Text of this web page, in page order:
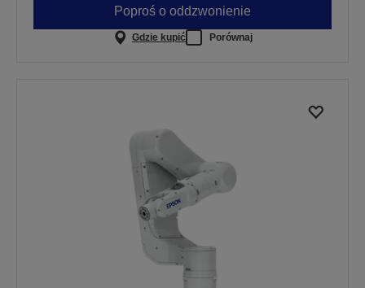
Poproś o oddzwonienie
Gdzie kupić Porównaj